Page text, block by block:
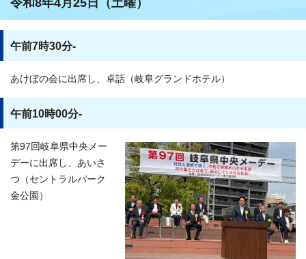
午前7時30分-
あけぼの会に出席し、卓話（岐阜グランドホテル）
午前10時00分-
第97回岐阜県中央メー
デーに出席し、あいさ
つ（セントラルパーク
金公園）